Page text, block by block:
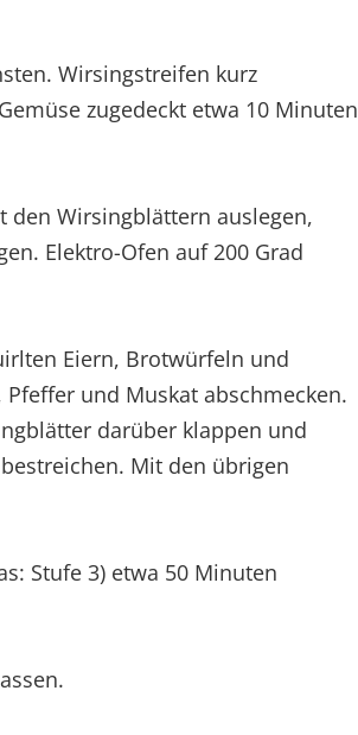
Wirsingstreifen kurz
zugedeckt etwa 10 Minuten
Wirsingblättern auslegen,
Elektro-Ofen auf 200 Grad
Eiern, Brotwürfeln und
und Muskat abschmecken.
darüber klappen und
Mit den übrigen
Stufe 3) etwa 50 Minuten